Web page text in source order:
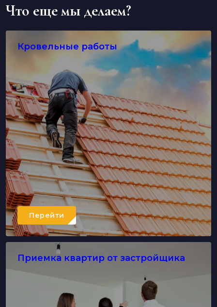
Что еще мы делаем?
Кровельные работы
Перейти
Приемка квартир от застройщика